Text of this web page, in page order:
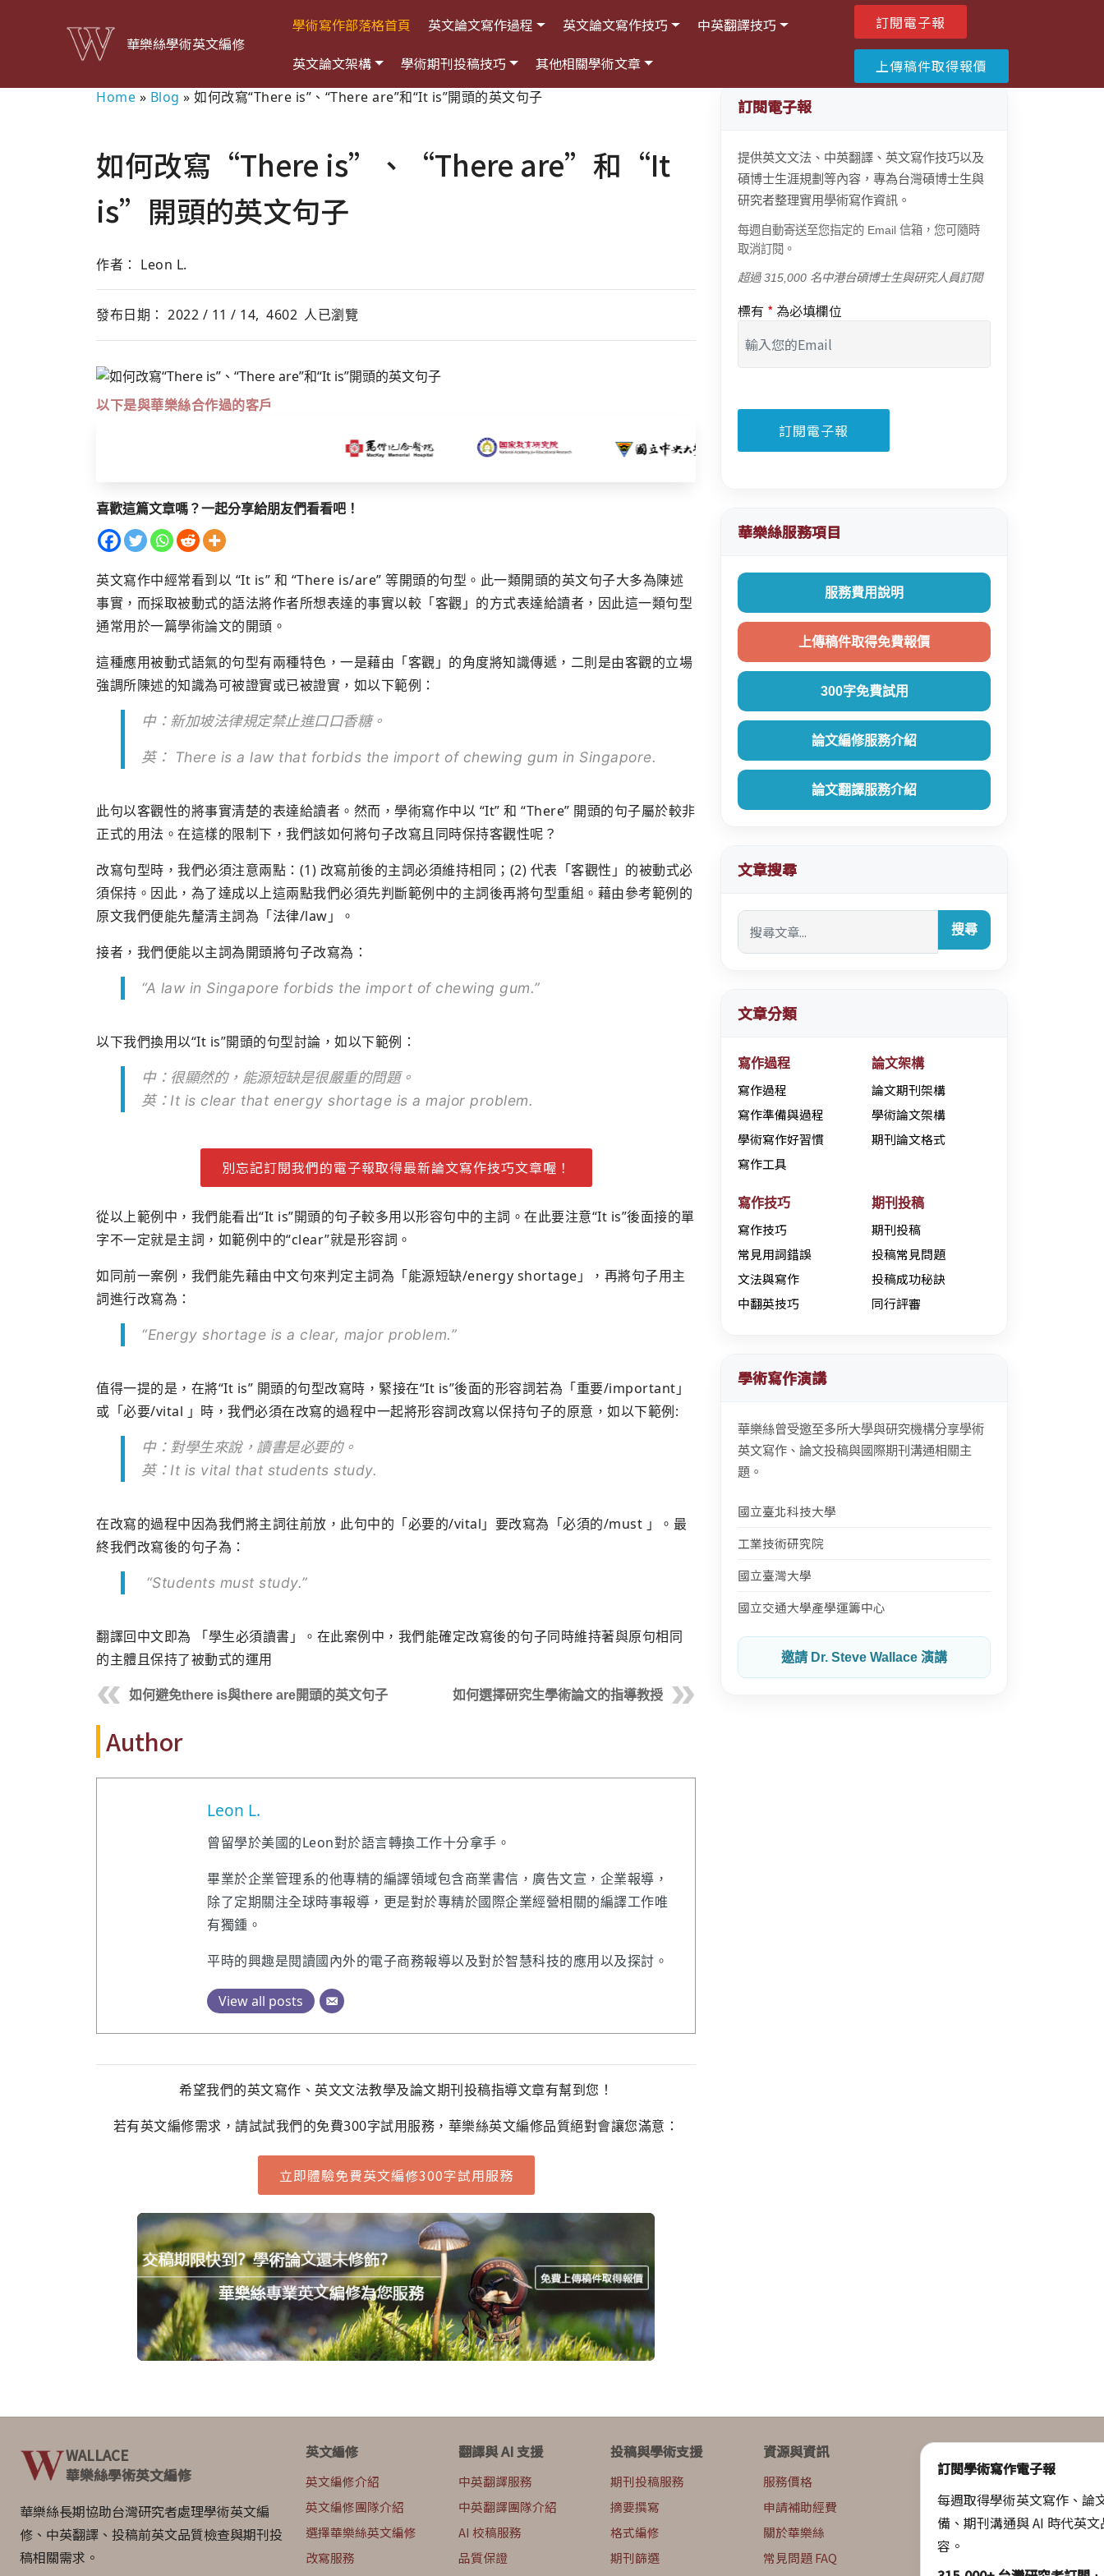
華樂絲學術英文編修
學術寫作部落格首頁 英文論文寫作過程 英文論文寫作技巧
中英翻譯技巧
英文論文架構
學術期刊投稿技巧 其他相關學術文章
訂閱電子報
上傳稿件取得報價
Home » Blog » 如何改寫“There is”、“There are”和“It is”開頭的英文句子
如何改寫“There is”、“There are”和“It
is”開頭的英文句子
作者： Leon L.
發布日期： 2022 / 11 / 14, 4602 人已瀏覽
以下是與華樂絲合作過的客戶
喜歡這篇文章嗎？一起分享給朋友們看看吧！
英文寫作中經常看到以 “It is” 和 “There is/are” 等開頭的句型。此一類開頭的英文句子大多為陳述
事實，而採取被動式的語法將作者所想表達的事實以較「客觀」的方式表達給讀者，因此這一類句型
通常用於一篇學術論文的開頭。
這種應用被動式語氣的句型有兩種特色，一是藉由「客觀」的角度將知識傳遞，二則是由客觀的立場
強調所陳述的知識為可被證實或已被證實，如以下範例：
中：新加坡法律規定禁止進口口香糖。
英： There is a law that forbids the import of chewing gum in Singapore.
此句以客觀性的將事實清楚的表達給讀者。然而，學術寫作中以 “It” 和 “There” 開頭的句子屬於較非
正式的用法。在這樣的限制下，我們該如何將句子改寫且同時保持客觀性呢？
改寫句型時，我們必須注意兩點：(1) 改寫前後的主詞必須維持相同；(2) 代表「客觀性」的被動式必
須保持。因此，為了達成以上這兩點我們必須先判斷範例中的主詞後再將句型重組。藉由參考範例的
原文我們便能先釐清主詞為「法律/law」。
接者，我們便能以主詞為開頭將句子改寫為：
“A law in Singapore forbids the import of chewing gum.”
以下我們換用以“It is”開頭的句型討論，如以下範例：
中：很顯然的，能源短缺是很嚴重的問題。
英：It is clear that energy shortage is a major problem.
別忘記訂閱我們的電子報取得最新論文寫作技巧文章喔！
從以上範例中，我們能看出“It is”開頭的句子較多用以形容句中的主詞。在此要注意“It is”後面接的單
字不一定就是主詞，如範例中的“clear”就是形容詞。
如同前一案例，我們能先藉由中文句來判定主詞為「能源短缺/energy shortage」，再將句子用主
詞進行改寫為：
“Energy shortage is a clear, major problem.”
值得一提的是，在將“It is” 開頭的句型改寫時，緊接在“It is”後面的形容詞若為「重要/important」
或「必要/vital 」時，我們必須在改寫的過程中一起將形容詞改寫以保持句子的原意，如以下範例:
中：對學生來說，讀書是必要的。
英：It is vital that students study.
在改寫的過程中因為我們將主詞往前放，此句中的「必要的/vital」要改寫為「必須的/must 」。最
終我們改寫後的句子為：
“Students must study.”
翻譯回中文即為 「學生必須讀書」。在此案例中，我們能確定改寫後的句子同時維持著與原句相同
的主體且保持了被動式的運用
如何避免there is與there are開頭的英文句子 如何選擇研究生學術論文的指導教授
Author
Leon L.
曾留學於美國的Leon對於語言轉換工作十分拿手。
畢業於企業管理系的他專精的編譯領域包含商業書信，廣告文宣，企業報導，
除了定期關注全球時事報導，更是對於專精於國際企業經營相關的編譯工作唯
有獨鍾。
平時的興趣是閱讀國內外的電子商務報導以及對於智慧科技的應用以及探討。
View all posts
希望我們的英文寫作、英文文法教學及論文期刊投稿指導文章有幫到您！
若有英文編修需求，請試試我們的免費300字試用服務，華樂絲英文編修品質絕對會讓您滿意：
立即體驗免費英文編修300字試用服務
訂閱電子報
提供英文文法、中英翻譯、英文寫作技巧以及
碩博士生涯規劃等內容，專為台灣碩博士生與
研究者整理實用學術寫作資訊。
每週自動寄送至您指定的 Email 信箱，您可隨時
取消訂閱。
超過 315,000 名中港台碩博士生與研究人員訂閱
標有 * 為必填欄位
華樂絲服務項目
服務費用說明
上傳稿件取得免費報價
300字免費試用
論文編修服務介紹
論文翻譯服務介紹
文章搜尋
搜尋
文章分類
寫作過程
寫作過程
寫作準備與過程
學術寫作好習慣
寫作工具
論文架構
論文期刊架構
學術論文架構
期刊論文格式
寫作技巧
寫作技巧
常見用詞錯誤
文法與寫作
中翻英技巧
期刊投稿
期刊投稿
投稿常見問題
投稿成功秘訣
同行評審
學術寫作演講
華樂絲曾受邀至多所大學與研究機構分享學術
英文寫作、論文投稿與國際期刊溝通相關主
題。
國立臺北科技大學
工業技術研究院
國立臺灣大學
國立交通大學產學運籌中心
邀請 Dr. Steve Wallace 演講
WALLACE
華樂絲學術英文編修
華樂絲長期協助台灣研究者處理學術英文編
修、中英翻譯、投稿前英文品質檢查與期刊投
稿相關需求。
英文編修
英文編修介紹
英文編修團隊介紹
選擇華樂絲英文編修
改寫服務
翻譯與 AI 支援
中英翻譯服務
中英翻譯團隊介紹
AI 校稿服務
品質保證
投稿與學術支援
期刊投稿服務
摘要撰寫
格式編修
期刊篩選
資源與資訊
服務價格
申請補助經費
關於華樂絲
常見問題 FAQ
訂閱學術寫作電子報
每週取得學術英文寫作、論
備、期刊溝通與 AI 時代英
容。